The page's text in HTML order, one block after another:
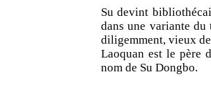
Su devint
dans une variante
diligemment, vieux
Laoquan est le père
nom de Su Dongbo.